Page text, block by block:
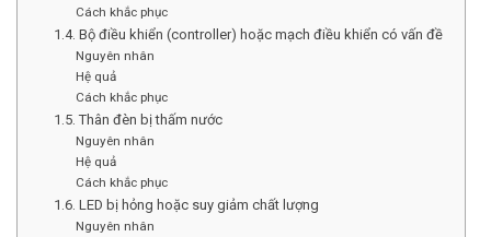
Cách khắc phục
1.4. Bộ điều khiển (controller) hoặc mạch điều khiển có vấn đề
Nguyên nhân
Hệ quả
Cách khắc phục
1.5. Thân đèn bị thấm nước
Nguyên nhân
Hệ quả
Cách khắc phục
1.6. LED bị hỏng hoặc suy giảm chất lượng
Nguyên nhân